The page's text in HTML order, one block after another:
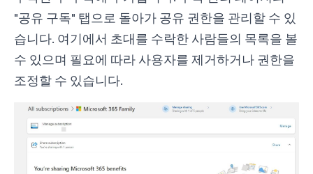
"공유 구독" 탭으로 돌아가 공유 권한을 관리할 수 있
습니다. 여기에서 초대를 수락한 사람들의 목록을 볼
수 있으며 필요에 따라 사용자를 제거하거나 권한을
조정할 수 있습니다.